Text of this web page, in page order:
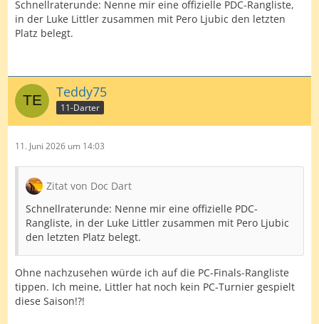
Schnellraterunde: Nenne mir eine offizielle PDC-Rangliste,
in der Luke Littler zusammen mit Pero Ljubic den letzten
Platz belegt.
Teddy75
11-Darter
11. Juni 2026 um 14:03
Zitat von Doc Dart
Schnellraterunde: Nenne mir eine offizielle PDC-
Rangliste, in der Luke Littler zusammen mit Pero Ljubic
den letzten Platz belegt.
Ohne nachzusehen würde ich auf die PC-Finals-Rangliste
tippen. Ich meine, Littler hat noch kein PC-Turnier gespielt
diese Saison!?!